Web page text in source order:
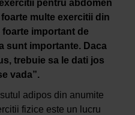
pentru abdomen
multe exercitii din
important de
sunt importante. Daca
trebuie sa le dati jos
vada”.
adipos din anumite
fizice este un lucru